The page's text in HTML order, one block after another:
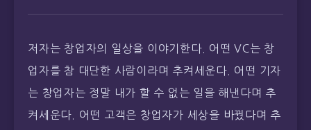
저자는 창업자의 일상을 이야기한다. 어떤 VC는 창
업자를 참 대단한 사람이라며 추켜세운다. 어떤 기자
는 창업자는 정말 내가 할 수 없는 일을 해낸다며 추
켜세운다. 어떤 고객은 창업자가 세상을 바꿨다며 추